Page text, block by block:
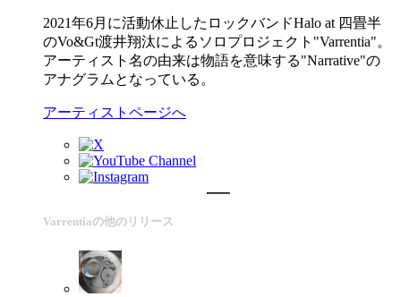
2021年6月に活動休止したロックバンドHalo at 四畳半
のVo&Gt渡井翔汰によるソロプロジェクト"Varrentia"。
アーティスト名の由来は物語を意味する"Narrative"の
アナグラムとなっている。
アーティストページへ
Varrentiaの他のリリース